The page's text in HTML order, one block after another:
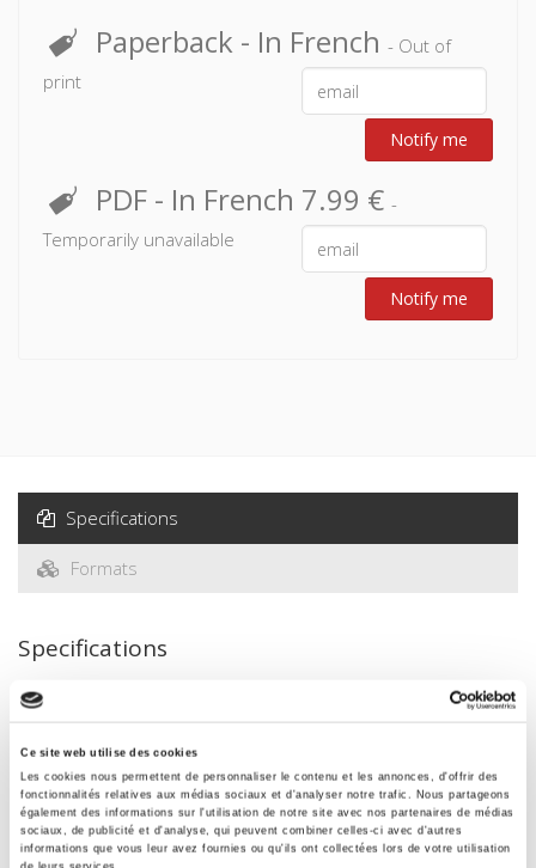
Ce site web utilise des cookies
Les cookies nous permettent de personnaliser le contenu et les annonces, d'offrir des
fonctionnalités relatives aux médias sociaux et d'analyser notre trafic. Nous partageons
également des informations sur l'utilisation de notre site avec nos partenaires de médias
sociaux, de publicité et d'analyse, qui peuvent combiner celles-ci avec d'autres
informations que vous leur avez fournies ou qu'ils ont collectées lors de votre utilisation
Paperback - In French - Out of
print
Notify me
PDF - In French 7.99 € -
Temporarily unavailable
Notify me
Specifications
Formats
Specifications
Publisher
Presses de Sciences Po
Author
Georges Photios Tapinos
Collection